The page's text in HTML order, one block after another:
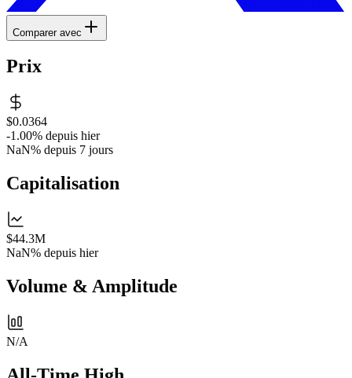
Comparer avec
Prix
$0.0364
-1.00% depuis hier
NaN% depuis 7 jours
Capitalisation
$44.3M
NaN% depuis hier
Volume & Amplitude
N/A